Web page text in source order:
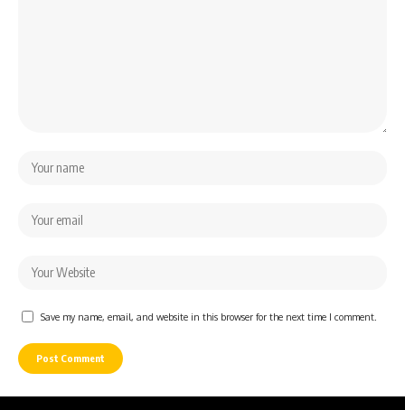
Save my name, email, and website in this browser for the next time I comment.